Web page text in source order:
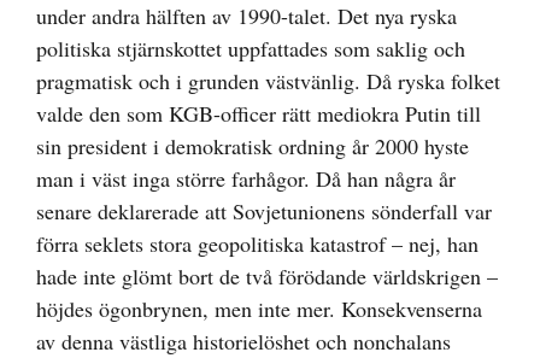
under andra hälften av 1990-talet. Det nya ryska
politiska stjärnskottet uppfattades som saklig och
pragmatisk och i grunden västvänlig. Då ryska folket
valde den som KGB-officer rätt mediokra Putin till
sin president i demokratisk ordning år 2000 hyste
man i väst inga större farhågor. Då han några år
senare deklarerade att Sovjetunionens sönderfall var
förra seklets stora geopolitiska katastrof – nej, han
hade inte glömt bort de två förödande världskrigen –
höjdes ögonbrynen, men inte mer. Konsekvenserna
av denna västliga historielöshet och nonchalans